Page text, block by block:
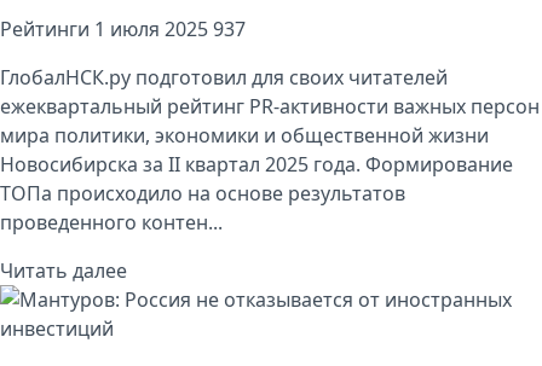
Рейтинги 1 июля 2025937
ГлобалНСК.ру подготовил для своих читателей
ежеквартальный рейтинг PR-активности важных персон
мира политики, экономики и общественной жизни
Новосибирска за II квартал 2025 года. Формирование
ТОПа происходило на основе результатов
проведенного контен...
Читать далее